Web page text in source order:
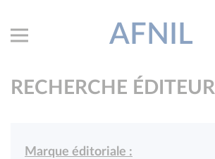
AFNIL
RECHERCHE ÉDITEUR
Marque éditoriale :